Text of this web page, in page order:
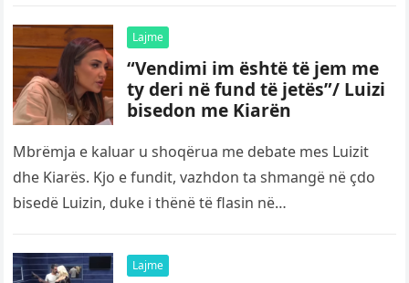
Lajme
“Vendimi im është të jem me
ty deri në fund të jetës”/ Luizi
bisedon me Kiarën
Mbrëmja e kaluar u shoqërua me debate mes Luizit
dhe Kiarës. Kjo e fundit, vazhdon ta shmangë në çdo
bisedë Luizin, duke i thënë të flasin në…
Lajme